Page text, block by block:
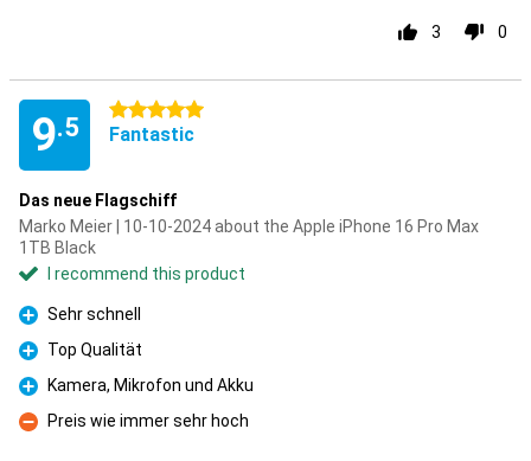
3 0
9.5
5 stars
Fantastic
Das neue Flagschiff
Marko Meier | 10-10-2024 about the Apple iPhone 16 Pro Max
1TB Black
I recommend this product
Pro
Sehr schnell
Pro
Top Qualität
Pro
Kamera, Mikrofon und Akku
Con
Preis wie immer sehr hoch